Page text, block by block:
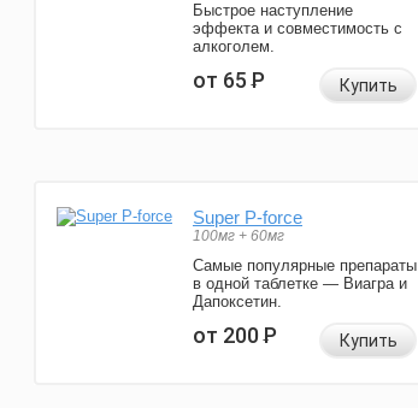
Быстрое наступление
эффекта и совместимость с
алкоголем.
от 65Р Купить
Super P-force
100мг + 60мг
Самые популярные препараты
в одной таблетке — Виагра и
Дапоксетин.
от 200Р Купить